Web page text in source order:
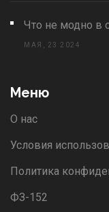
Что не модно в
МАЯ, 23 2024
Меню
О нас
Условия
Политика
ФЗ-152